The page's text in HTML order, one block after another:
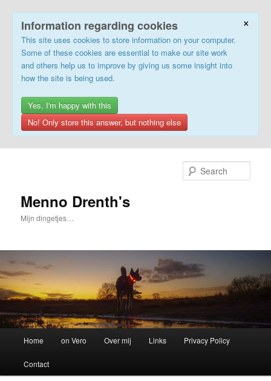
×
Information regarding cookies
This site uses cookies to store information on your computer.
Some of these cookies are essential to make our site work
and others help us to improve by giving us some insight into
how the site is being used.
Yes, I'm happy with this
No! Only store this answer, but nothing else
Menno Drenth's
Mijn dingetjes…
Home on Vero Over mij Links Privacy Policy
Contact